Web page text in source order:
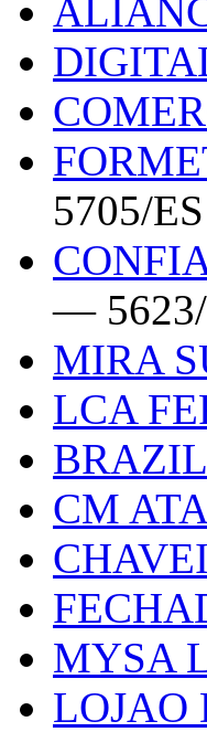
5705/ES
—
MIRA
LCA
CM
MYSA
LOJAO